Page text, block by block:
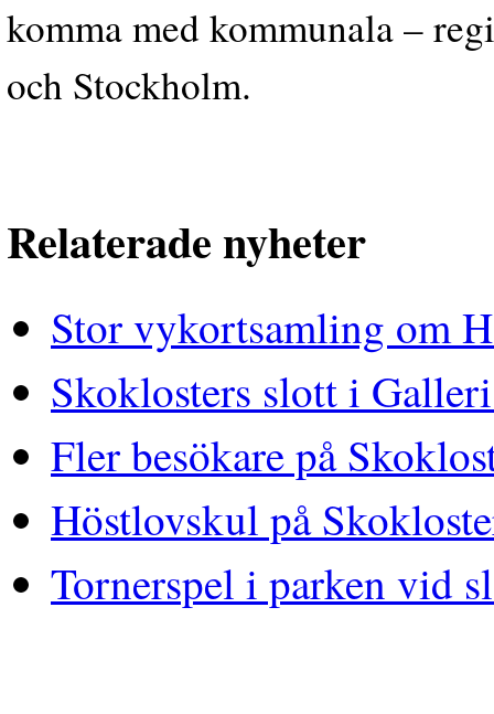
komma med kommunala –
och Stockholm.
Relaterade nyheter
Stor vykortsamling om
Skoklosters slott i
Fler besökare på
Höstlovskul på
Tornerspel i parken vid